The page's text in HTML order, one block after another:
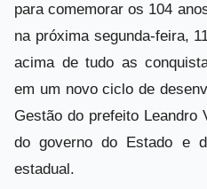
para comemorar os 104
na próxima segunda-feira,
acima de tudo as
em um novo ciclo de
Gestão do prefeito Leandro
do governo do Estado e
estadual.